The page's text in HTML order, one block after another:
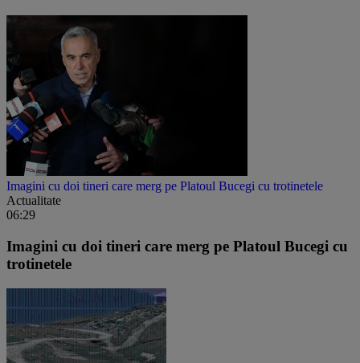
Imagini cu doi tineri care merg pe Platoul Bucegi cu trotinetele
Actualitate
06:29
Imagini cu doi tineri care merg pe Platoul Bucegi cu
trotinetele